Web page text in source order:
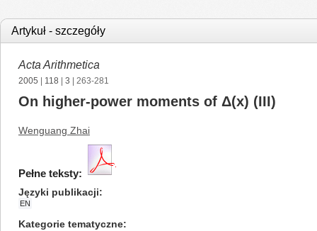
Artykuł - szczegóły
Acta Arithmetica
2005 118 3 | 263-281
On higher-power moments of Δ(x) (III)
Wenguang Zhai
Pełne teksty:
Języki publikacji
EN
Kategorie tematyczne